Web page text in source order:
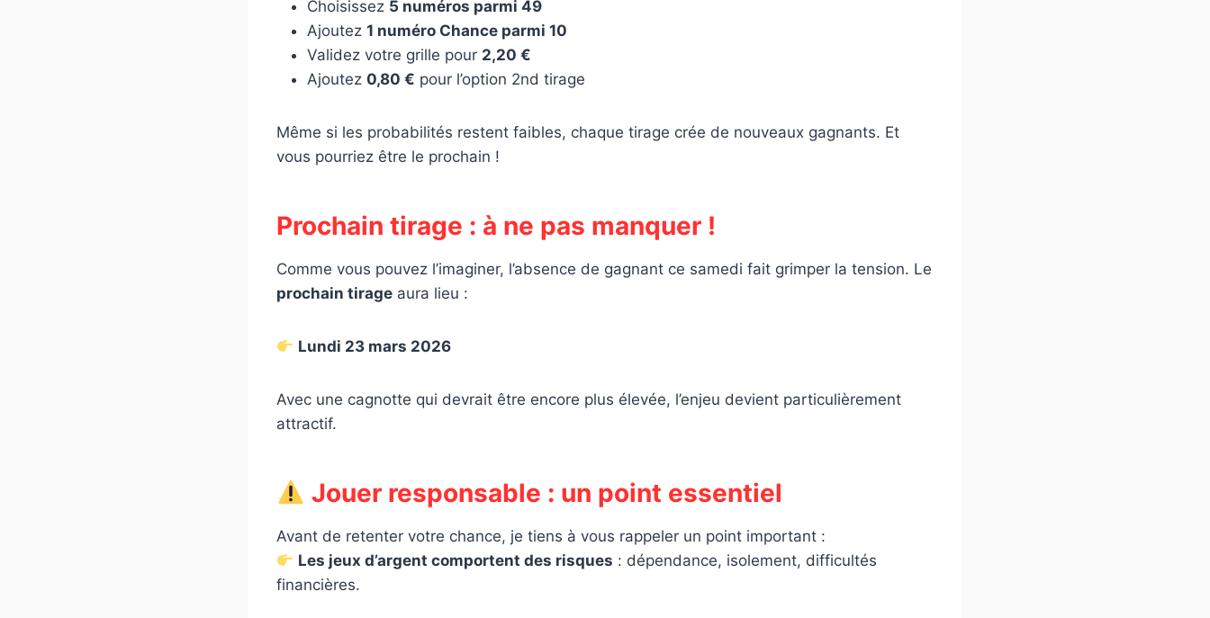
Choisissez 5 numéros parmi 49
Ajoutez 1 numéro Chance parmi 10
Validez votre grille pour 2,20 €
Ajoutez 0,80 € pour l’option 2nd tirage
Même si les probabilités restent faibles, chaque tirage crée de nouveaux gagnants. Et
vous pourriez être le prochain !
Prochain tirage : à ne pas manquer !
Comme vous pouvez l’imaginer, l’absence de gagnant ce samedi fait grimper la tension. Le
prochain tirage aura lieu :
Lundi 23 mars 2026
Avec une cagnotte qui devrait être encore plus élevée, l’enjeu devient particulièrement
attractif.
Jouer responsable : un point essentiel
Avant de retenter votre chance, je tiens à vous rappeler un point important :
Les jeux d’argent comportent des risques : dépendance, isolement, difficultés
financières.